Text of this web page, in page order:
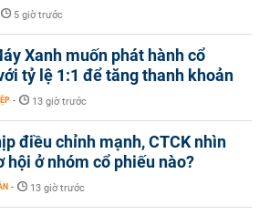
5 giờ trước
Xanh muốn phát hành cổ
tỷ lệ 1:1 để tăng thanh khoản
- 13 giờ trước
điều chỉnh mạnh, CTCK nhìn
hội ở nhóm cổ phiếu nào?
- 13 giờ trước